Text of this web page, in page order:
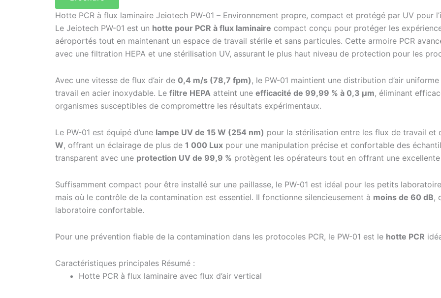
Hotte PCR à flux laminaire Jeiotech PW-01 – Environnement propre, compact et protégé par UV pour
Le Jeiotech PW-01 est un hotte pour PCR à flux laminaire compact conçu pour protéger les
aéroportés tout en maintenant un espace de travail stérile et sans particules. Cette armoire PCR
avec une filtration HEPA et une stérilisation UV, assurant le plus haut niveau de protection pour les
Avec une vitesse de flux d’air de 0,4 m/s (78,7 fpm) , le PW-01 maintient une distribution d’air
travail en acier inoxydable. Le filtre HEPA atteint une efficacité de 99,99 % à 0,3 μm, éliminant
organismes susceptibles de compromettre les résultats expérimentaux.
Le PW-01 est équipé d’une lampe UV de 15 W (254 nm) pour la stérilisation entre les flux de travail et
W, offrant un éclairage de plus de 1 000 Lux pour une manipulation précise et confortable des
transparent avec une protection UV de 99,9 % protègent les opérateurs tout en offrant une
Suffisamment compact pour être installé sur une paillasse, le PW-01 est idéal pour les petits
mais où le contrôle de la contamination est essentiel. Il fonctionne silencieusement à moins de 60 dB,
laboratoire confortable.
Pour une prévention fiable de la contamination dans les protocoles PCR, le PW-01 est le hotte PCR
Caractéristiques principales Résumé :
Hotte PCR à flux laminaire avec flux d’air vertical